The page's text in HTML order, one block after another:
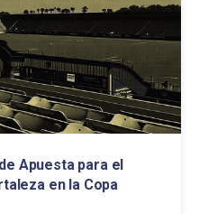
Apuesta para el
en la Copa